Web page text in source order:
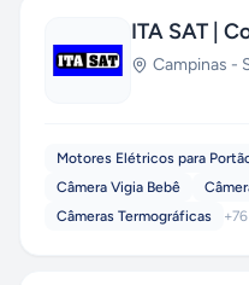
ITA SAT |
Campinas -
Motores Elétricos para
Câmera Vigia Bebê
Câmeras Termográficas
+76